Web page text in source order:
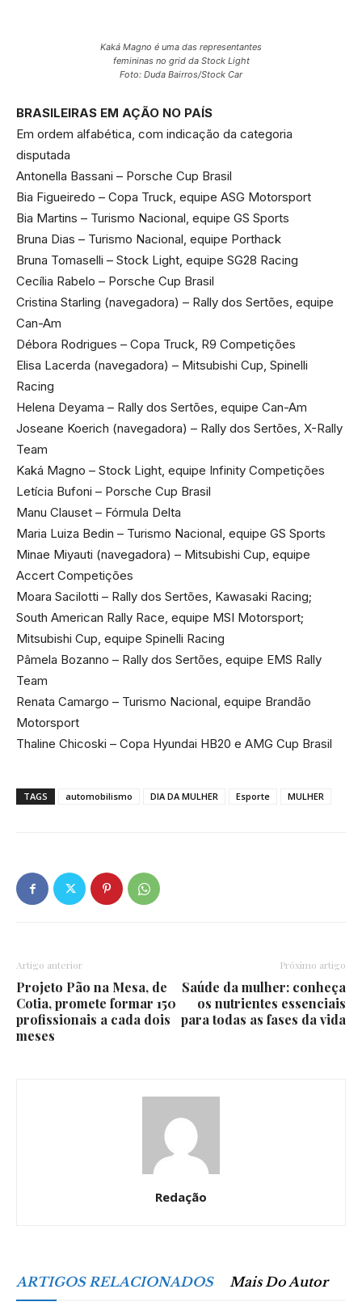
Kaká Magno é uma das representantes
femininas no grid da Stock Light
Foto: Duda Bairros/Stock Car
BRASILEIRAS EM AÇÃO NO PAÍS
Em ordem alfabética, com indicação da categoria
disputada
Antonella Bassani – Porsche Cup Brasil
Bia Figueiredo – Copa Truck, equipe ASG Motorsport
Bia Martins – Turismo Nacional, equipe GS Sports
Bruna Dias – Turismo Nacional, equipe Porthack
Bruna Tomaselli – Stock Light, equipe SG28 Racing
Cecília Rabelo – Porsche Cup Brasil
Cristina Starling (navegadora) – Rally dos Sertões, equipe
Can-Am
Débora Rodrigues – Copa Truck, R9 Competições
Elisa Lacerda (navegadora) – Mitsubishi Cup, Spinelli
Racing
Helena Deyama – Rally dos Sertões, equipe Can-Am
Joseane Koerich (navegadora) – Rally dos Sertões, X-Rally
Team
Kaká Magno – Stock Light, equipe Infinity Competições
Letícia Bufoni – Porsche Cup Brasil
Manu Clauset – Fórmula Delta
Maria Luiza Bedin – Turismo Nacional, equipe GS Sports
Minae Miyauti (navegadora) – Mitsubishi Cup, equipe
Accert Competições
Moara Sacilotti – Rally dos Sertões, Kawasaki Racing;
South American Rally Race, equipe MSI Motorsport;
Mitsubishi Cup, equipe Spinelli Racing
Pâmela Bozanno – Rally dos Sertões, equipe EMS Rally
Team
Renata Camargo – Turismo Nacional, equipe Brandão
Motorsport
Thaline Chicoski – Copa Hyundai HB20 e AMG Cup Brasil
TAGS automobilismo DIA DA MULHER Esporte MULHER
Artigo anterior
Projeto Pão na Mesa, de
Cotia, promete formar 150
profissionais a cada dois
meses
Próximo artigo
Saúde da mulher: conheça
os nutrientes essenciais
para todas as fases da vida
Redação
ARTIGOS RELACIONADOS Mais Do Autor